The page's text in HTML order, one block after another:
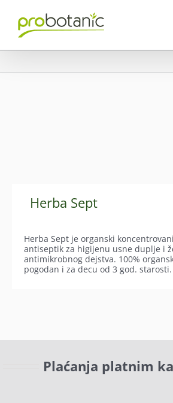
content
Herba Sept
Herba Sept je organski
antiseptik za higijenu usne duplje i
antimikrobnog dejstva. 100%
pogodan i za decu od 3 god. starosti.
Plaćanja platnim